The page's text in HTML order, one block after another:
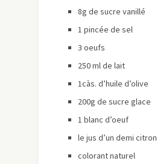
8g de sucre vanillé
1 pincée de sel
3 oeufs
250 ml de lait
1càs. d’huile d’olive
200g de sucre glace
1 blanc d’oeuf
le jus d’un demi citron
colorant naturel